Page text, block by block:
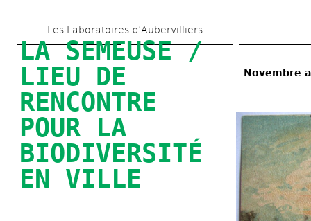
to
main
content
Les Laboratoires d’Aubervilliers
LA SEMEUSE /
LIEU DE
RENCONTRE
POUR LA
BIODIVERSITÉ
EN VILLE
Novembre